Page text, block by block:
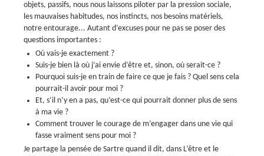
objets, passifs, nous nous laissons piloter par la pression sociale,
les mauvaises habitudes, nos instincts, nos besoins matériels,
notre entourage... Autant d’excuses pour ne pas se poser des
questions importantes :
Où vais-je exactement ?
Suis-je bien là où j’ai envie d’être et, sinon, où serait-ce ?
Pourquoi suis-je en train de faire ce que je fais ? Quel sens cela
pourrait-il avoir pour moi ?
Et, s’il n’y en a pas, qu’est-ce qui pourrait donner plus de sens
à ma vie ?
Comment trouver le courage de m’engager dans une vie qui
fasse vraiment sens pour moi ?
Je partage la pensée de Sartre quand il dit, dans L’être et le